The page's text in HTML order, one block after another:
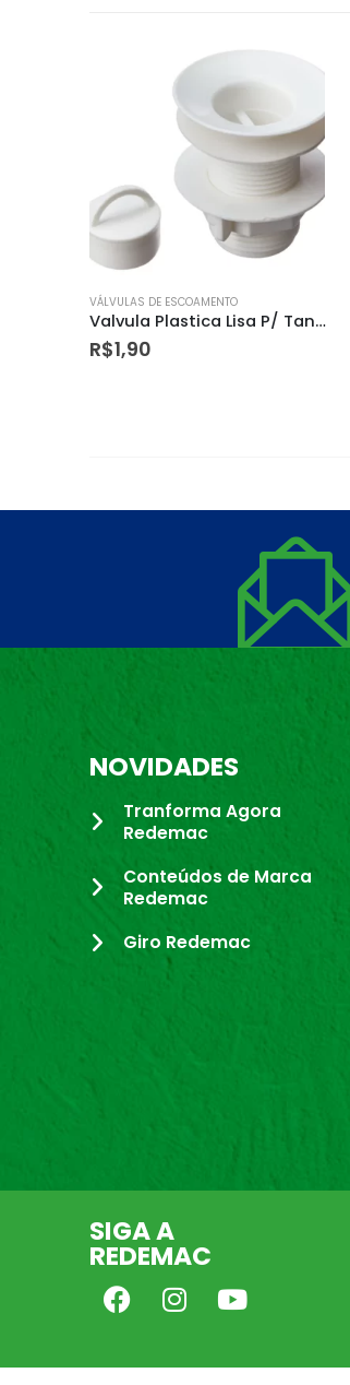
VÁLVULAS DE ESCOAMENTO
Porta Grelha Quadrado 150mm Branco Krona
R$6,45
NOVIDADES
Tranforma Agora
Redemac
Conteúdos de Marca
Redemac
Giro Redemac
SIGA A
REDEMAC